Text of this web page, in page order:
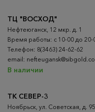
ТК СЕВЕР-3
Ноябрьск, ул. Советская, д.
ТЦ "ВОСХОД"
Нефтеюганск, 12 мкр. д. 1
Время работы: с 10-00 до 20-
Телефон: 8(3463) 24-62-62
email:
В наличии